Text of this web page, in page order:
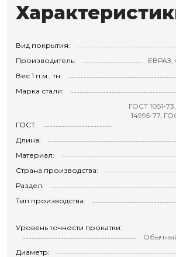
Вид покрытия:
Производитель:
ЕВРАЗ,
Вес 1 п.м., тн:
Марка стали:
ГОСТ:
ГОСТ 1051-
14995-77,
Длина:
Материал:
Страна производства:
Раздел:
Тип производства:
Уровень точности прокатки:
Диаметр: